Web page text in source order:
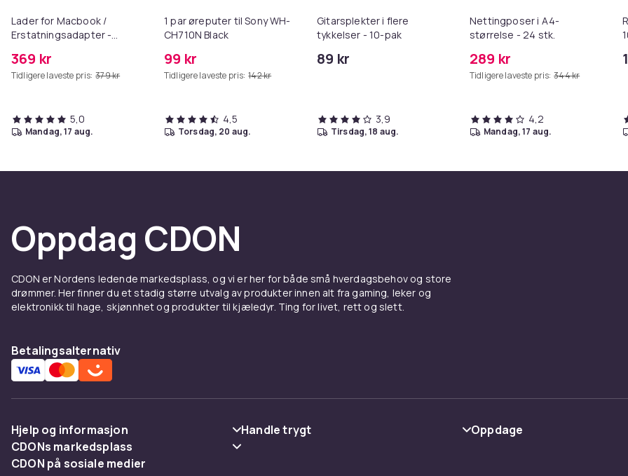
Lader for Macbook /
Erstatningsadapter -
369 kr
Tidligere laveste pris: 379 kr
5,0
mandag, 17 aug.
1 par øreputer til Sony WH-
CH710N Black
99 kr
Tidligere laveste pris: 142 kr
4,5
torsdag, 20 aug.
Gitarsplekter i flere
tykkelser - 10-pak
89 kr
3,9
tirsdag, 18 aug.
Nettingposer i A4-
størrelse - 24 stk.
289 kr
Tidligere laveste pris: 344 kr
4,2
mandag, 17 aug.
Oppdag CDON
CDON er Nordens ledende markedsplass, og vi er her for både små hverdagsbehov og store
drømmer. Her finner du et stadig større utvalg av produkter innen alt fra gaming, leker og
elektronikk til hage, skjønnhet og produkter til kjæledyr. Ting for livet, rett og slett.
Betalingsalternativ
Hjelp og informasjon
Vanlige spørsmål
Handle trygt
Oppdage
CDONs markedsplass
Merchant Help Center
CDON på sosiale medier